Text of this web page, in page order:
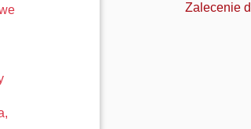
Zalecenie